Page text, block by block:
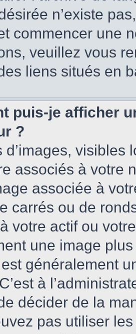
n’existe
commencer une
veuillez vous
liens situés en
puis-je afficher
?
d’images,
associés à votre
associée à
carrés ou de
votre actif ou
une image
est généralement
à
décider de la
pas utiliser